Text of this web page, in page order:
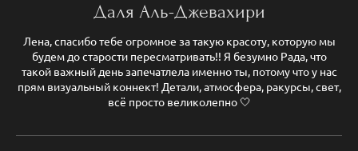
Даля Аль-Джевахири
Лена, спасибо тебе огромное за такую красоту, которую мы
будем до старости пересматривать!! Я безумно Рада, что
такой важный день запечатлела именно ты, потому что у нас
прям визуальный коннект! Детали, атмосфера, ракурсы, свет,
всё просто великолепно 🤍